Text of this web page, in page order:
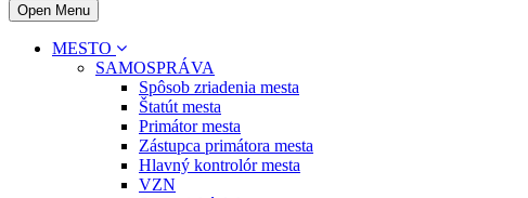
Open Menu
MESTO
SAMOSPRÁVA
Spôsob zriadenia mesta
Štatút mesta
Primátor mesta
Zástupca primátora mesta
Hlavný kontrolór mesta
VZN